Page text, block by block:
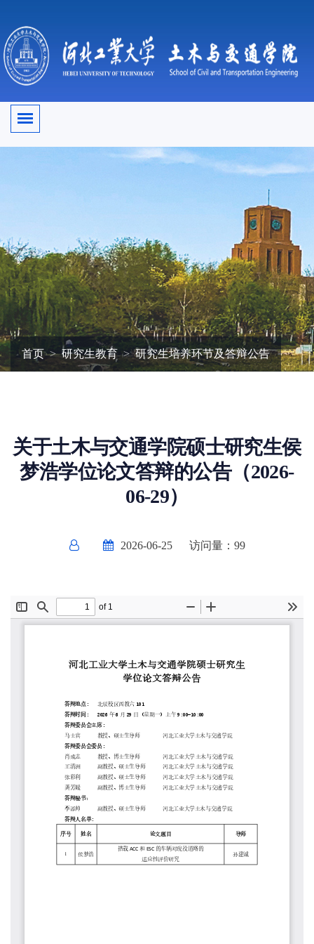
首页 研究生教育 研究生培养环节及答辩公告
关于土木与交通学院硕士研究生侯
梦浩学位论文答辩的公告（2026-
06-29）
2026-06-25 访问量： 99